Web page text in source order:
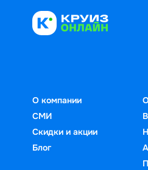
О компании
СМИ
Скидки и акции
Блог